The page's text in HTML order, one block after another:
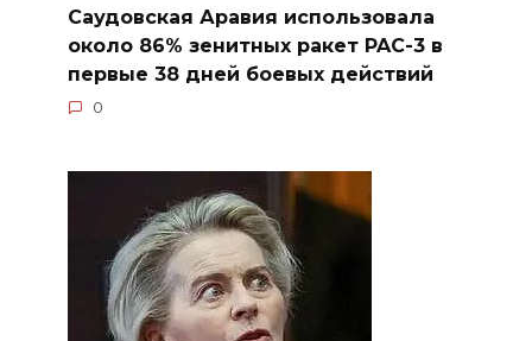
Саудовская Аравия использовала
около 86% зенитных ракет PAC-3 в
первые 38 дней боевых действий
0